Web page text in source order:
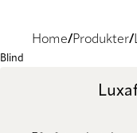
Home Produkter
Blind